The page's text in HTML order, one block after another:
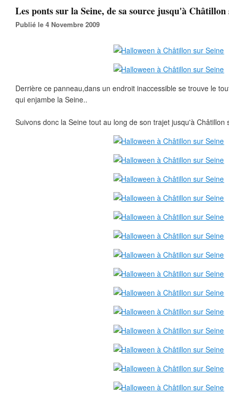
Les ponts sur la Seine, de sa source jusqu'à Châtillon
Publié le 4 Novembre 2009
Derrière ce panneau,dans un endroit inaccessible se trouve le
qui enjambe la Seine..
Suivons donc la Seine tout au long de son trajet jusqu'à Châtillon